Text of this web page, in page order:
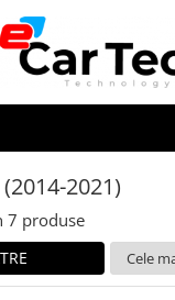
2021)
7 produse